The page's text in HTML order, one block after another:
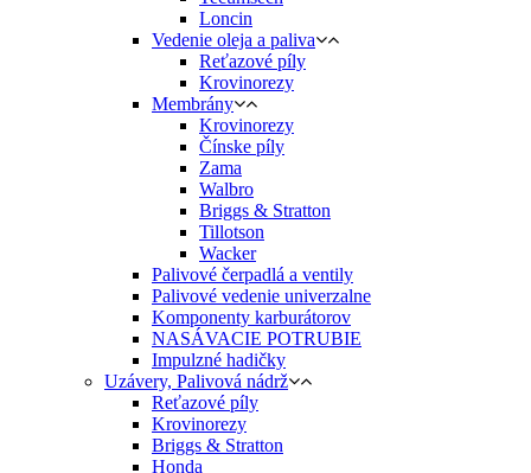
Loncin
Vedenie oleja a paliva
Reťazové píly
Krovinorezy
Membrány
Krovinorezy
Čínske píly
Zama
Walbro
Briggs & Stratton
Tillotson
Wacker
Palivové čerpadlá a ventily
Palivové vedenie univerzalne
Komponenty karburátorov
NASÁVACIE POTRUBIE
Impulzné hadičky
Uzávery, Palivová nádrž
Reťazové píly
Krovinorezy
Briggs & Stratton
Honda